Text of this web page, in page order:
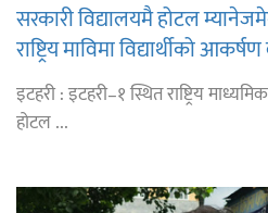
सरकारी विद्यालयमै होटल
राष्ट्रिय माविमा विद्यार्थीको
इटहरी : इटहरी–१ स्थित राष्ट्रिय
होटल ...